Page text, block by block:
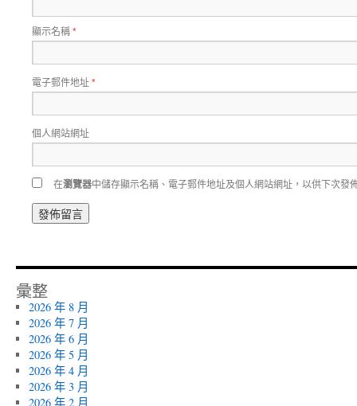
顯示名稱*
電子郵件地址*
個人網站網址
在瀏覽器中儲存顯示名稱、電子郵件地址及個人網站網址，以供下次發
彙整
2026 年 8 月
2026 年 7 月
2026 年 6 月
2026 年 5 月
2026 年 4 月
2026 年 3 月
2026 年 2 月